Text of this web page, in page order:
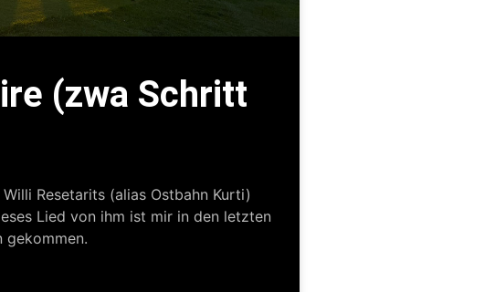
(zwa Schritt
Resetarits (alias Ostbahn Kurti)
Lied von ihm ist mir in den letzten
gekommen.